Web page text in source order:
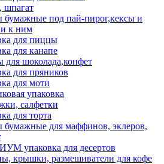
шпагат
под пай-пирог,кексы и
к ним
для пиццы
для канапе
для шоколада,конфет
для пряников
для моти
упаковка
салфетки
для торта
для маффинов, эклеров,
упаковка для десертов
крышки, размешиватели для кофе